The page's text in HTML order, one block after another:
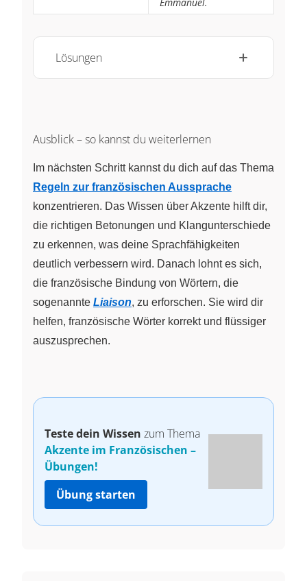
Lösungen
Ausblick – so kannst du weiterlernen
Im nächsten Schritt kannst du dich auf das Thema
Regeln zur französischen Aussprache
konzentrieren. Das Wissen über Akzente hilft dir,
die richtigen Betonungen und Klangunterschiede
zu erkennen, was deine Sprachfähigkeiten
deutlich verbessern wird. Danach lohnt es sich,
die französische Bindung von Wörtern, die
sogenannte Liaison, zu erforschen. Sie wird dir
helfen, französische Wörter korrekt und flüssiger
auszusprechen.
Teste dein Wissen zum Thema
Akzente im Französischen –
Übungen!
Übung starten